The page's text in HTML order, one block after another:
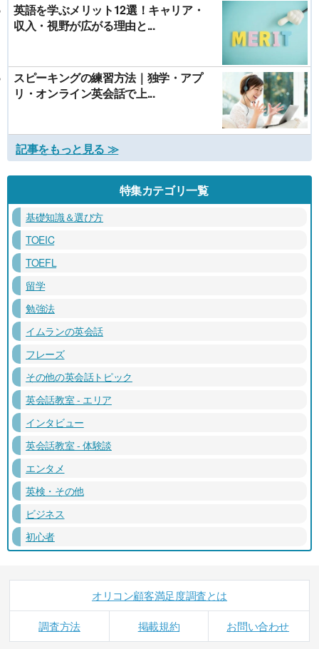
英語を学ぶメリット12選！キャリア・
収入・視野が広がる理由と...
スピーキングの練習方法｜独学・アプ
リ・オンライン英会話で上...
記事をもっと見る ≫
特集カテゴリ一覧
基礎知識＆選び方
TOEIC
TOEFL
留学
勉強法
イムランの英会話
フレーズ
その他の英会話トピック
英会話教室 - エリア
インタビュー
英会話教室 - 体験談
エンタメ
英検・その他
ビジネス
初心者
オリコン顧客満足度調査とは
調査方法 掲載規約 お問い合わせ